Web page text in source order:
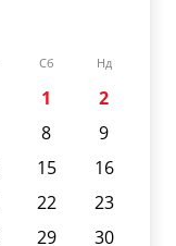
Сб Нд
1
2
8
9
15
16
22
23
29
30